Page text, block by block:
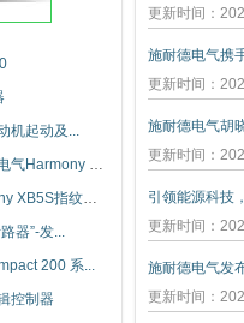
机起动及...
施耐德施耐德电气Harmony 指纹开关
施耐德Harmony XB5S指纹识别开关
器”-发...
200 系...
控制器
更新时间：
施耐德电气携
更新时间：
更新时间：
更新时间：
施耐德电气发
更新时间：